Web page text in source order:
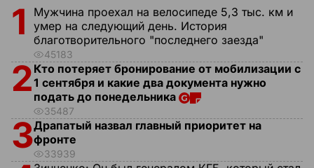
1
Мужчина проехал на велосипеде 5,3 тыс. км и
умер на следующий день. История
благотворительного "последнего заезда"
45183
2 Кто потеряет бронирование от мобилизации с
1 сентября и какие два документа нужно
подать до понедельника
35487
3Драпатый назвал главный приоритет на
фронте
33939